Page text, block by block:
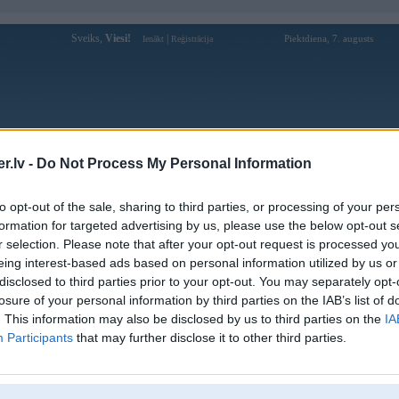
- Do Not Process My Personal Information
opt-out of the sale, sharing to third parties, or processing of your
for targeted advertising by us, please use the below opt-out
selection. Please note that after your opt-out request is processed
interest-based ads based on personal information utilized by us
to third parties prior to your opt-out. You may separately
of your personal information by third parties on the IAB’s list of
This information may also be disclosed by us to third parties on the
Participants that may further disclose it to other third parties.
Sveiks, Viesi! Ienākt Reģistrācija Piektdiena, 7. augusts
Forums Galerijas Reģistrācija Lietotāji
Lietotāja vanfan profils
Pēdējo reizi manīts: 24. Dec 2017, 22:40
Lietotājvārds:
vanfan
Ziņojumi forumā:
130
[Pēdējie ziņojumi forumā]